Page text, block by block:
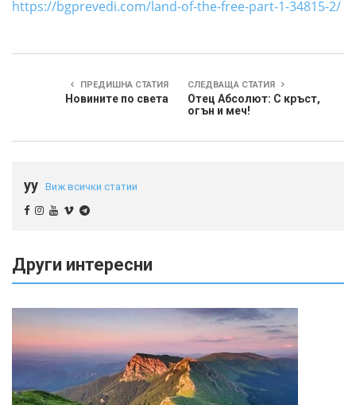
https://bgprevedi.com/land-of-the-free-part-1-34815-2/
ПРЕДИШНА СТАТИЯ
Новините по света
СЛЕДВАЩА СТАТИЯ
Отец Абсолют: С кръст,
огън и меч!
yy Виж всички статии
Други интересни